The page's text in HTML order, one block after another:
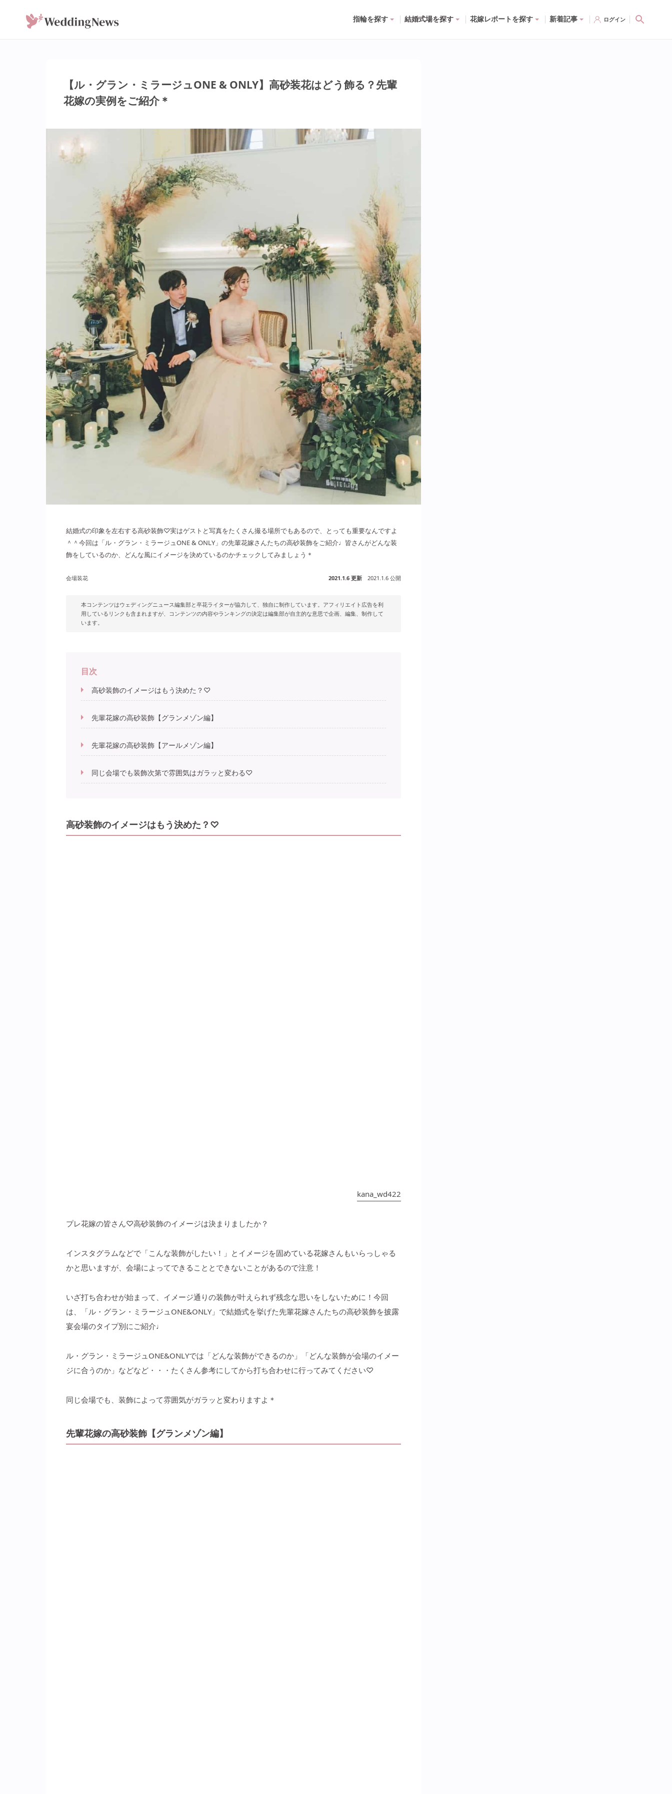
指輪を探す 結婚式場を探す 花嫁レポートを探す 新着記事 ログイン
【ル・グラン・ミラージュONE & ONLY】高砂装花はどう飾る？先輩
花嫁の実例をご紹介＊
結婚式の印象を左右する高砂装飾♡実はゲストと写真をたくさん撮る場所でもあるので、とっても重要なんですよ
＾＾今回は「ル・グラン・ミラージュONE & ONLY」の先輩花嫁さんたちの高砂装飾をご紹介♩皆さんがどんな装
飾をしているのか、どんな風にイメージを決めているのかチェックしてみましょう＊
会場装花 2021.1.6 更新 2021.1.6 公開
本コンテンツはウェディングニュース編集部と卒花ライターが協力して、独自に制作しています。アフィリエイト広告を利
用しているリンクも含まれますが、コンテンツの内容やランキングの決定は編集部が自主的な意思で企画、編集、制作して
います。
目次
高砂装飾のイメージはもう決めた？♡
先輩花嫁の高砂装飾【グランメゾン編】
先輩花嫁の高砂装飾【アールメゾン編】
同じ会場でも装飾次第で雰囲気はガラッと変わる♡
高砂装飾のイメージはもう決めた？♡
kana_wd422
プレ花嫁の皆さん♡高砂装飾のイメージは決まりましたか？
インスタグラムなどで「こんな装飾がしたい！」とイメージを固めている花嫁さんもいらっしゃる
かと思いますが、会場によってできることとできないことがあるので注意！
いざ打ち合わせが始まって、イメージ通りの装飾が叶えられず残念な思いをしないために！今回
は、「ル・グラン・ミラージュONE&ONLY」で結婚式を挙げた先輩花嫁さんたちの高砂装飾を披露
宴会場のタイプ別にご紹介♩
ル・グラン・ミラージュONE&ONLYでは「どんな装飾ができるのか」「どんな装飾が会場のイメー
ジに合うのか」などなど・・・たくさん参考にしてから打ち合わせに行ってみてください♡
同じ会場でも、装飾によって雰囲気がガラッと変わりますよ＊
先輩花嫁の高砂装飾【グランメゾン編】